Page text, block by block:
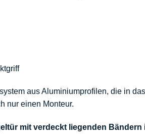
aus Aluminiumprofilen, die in
nur einen Monteur.
mit verdeckt liegenden Bändern